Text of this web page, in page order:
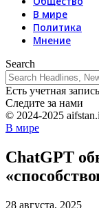
В мире
Политика
Мнение
Search
Есть учетная
Следите за нами
© 2024-2025
В мире
ChatGPT
28 августа, 2025